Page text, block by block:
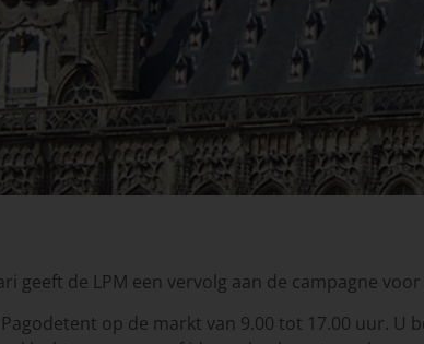
geeft de LPM een vervolg aan de campagne
op de markt van 9.00 tot 17.00 uur.